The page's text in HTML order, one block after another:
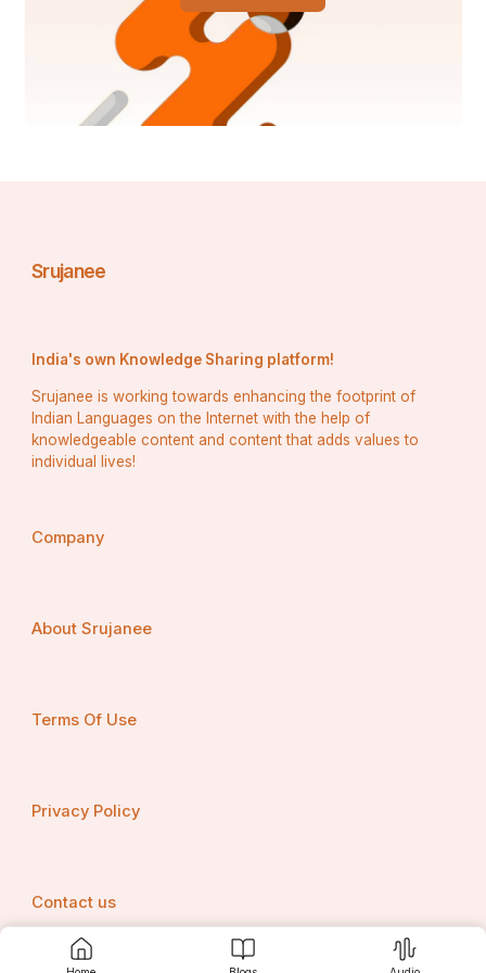
କିଛି ବି ଆଶା ନାହିଁ କିନ୍ତୁ ଅନୁରୋଧ କରିବି ରଶ୍ମୀଙ୍କ ମନ କଥା
ବୁଝି ଆଉ ଥରେ ନୁଷ୍ପତି ନିଅନ୍ତୁ   ରାଗରେ ଯେ କୌଣସି
ନିଷ୍ପତି ନେବେ ଭବିଷ୍ୟତରେ ଯେମିତି କ୍ଷୋବ ନରହୁ l
ଆପଣ ମୋ ଠାରୁ ଢେର ବଡ଼ ତଥାପି ବେଲଜ୍ୟା ହେଇ ମୁଁ
କେତେ କଥା ଲେଖିଦେଲି   ଏହା ହଉଚି ମୋ ଭଲ ପାଇବାର
Srujanee
India's own Knowledge Sharing platform!
Srujanee is working towards enhancing the footprint of
Indian Languages on the Internet with the help of
knowledgeable content and content that adds values to
individual lives!
Company
About Srujanee
Terms Of Use
Privacy Policy
Contact us